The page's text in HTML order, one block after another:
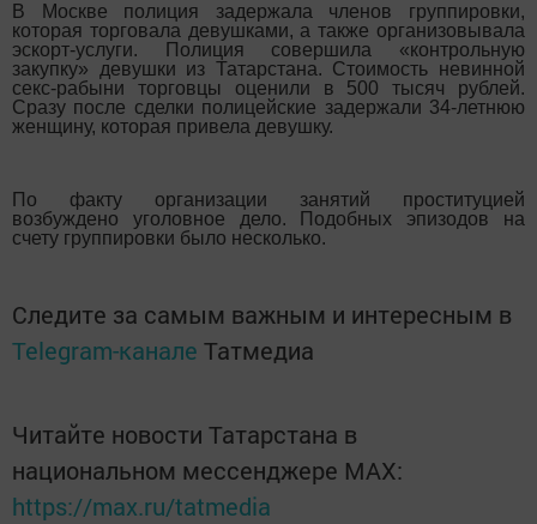
В Москве полиция задержала членов группировки,
которая торговала девушками, а также организовывала
эскорт-услуги. Полиция совершила «контрольную
закупку» девушки из Татарстана. Стоимость невинной
секс-рабыни торговцы оценили в 500 тысяч рублей.
Сразу после сделки полицейские задержали 34-летнюю
женщину, которая привела девушку.
По факту организации занятий проституцией
возбуждено уголовное дело. Подобных эпизодов на
счету группировки было несколько.
Следите за самым важным и интересным в
Telegram-канале Татмедиа
Читайте новости Татарстана в
национальном мессенджере MАХ:
https://max.ru/tatmedia